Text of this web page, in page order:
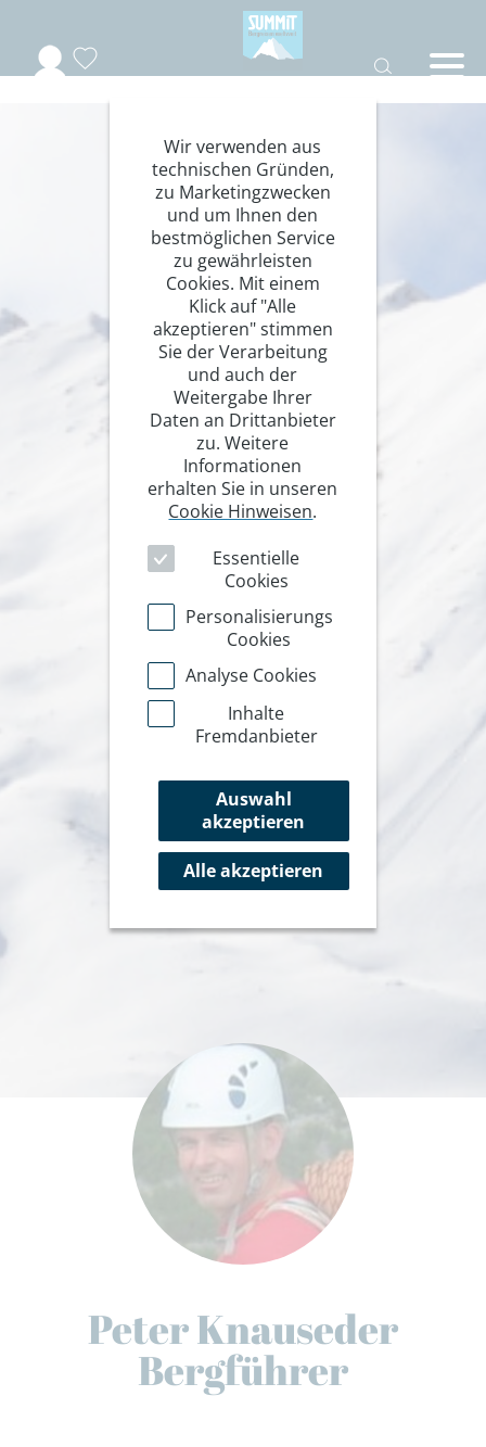
Peter Knauseder
Bergführer
Wir verwenden aus
technischen Gründen,
zu Marketingzwecken
und um Ihnen den
bestmöglichen Service
zu gewährleisten
Cookies. Mit einem
Klick auf "Alle
akzeptieren" stimmen
Sie der Verarbeitung
und auch der
Weitergabe Ihrer
Daten an Drittanbieter
zu. Weitere
Informationen
erhalten Sie in unseren
Cookie Hinweisen.
Essentielle
Cookies
Personalisierungs
Cookies
Analyse Cookies
Inhalte
Fremdanbieter
Auswahl
akzeptieren
Alle akzeptieren